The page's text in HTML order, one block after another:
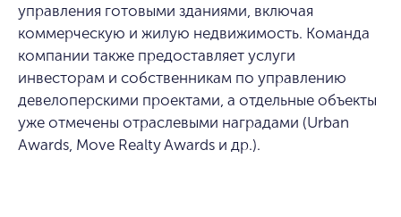
управления готовыми зданиями, включая
коммерческую и жилую недвижимость. Команда
компании также предоставляет услуги
инвесторам и собственникам по управлению
девелоперскими проектами, а отдельные объекты
уже отмечены отраслевыми наградами (Urban
Awards, Move Realty Awards и др.).